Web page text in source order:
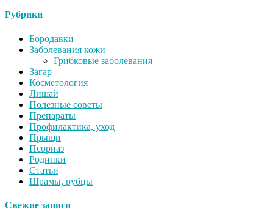
Рубрики
Бородавки
Заболевания кожи
Грибковые заболевания
Загар
Косметология
Лишай
Полезные советы
Препараты
Профилактика, уход
Прыщи
Псориаз
Родинки
Статьи
Шрамы, рубцы
Свежие записи